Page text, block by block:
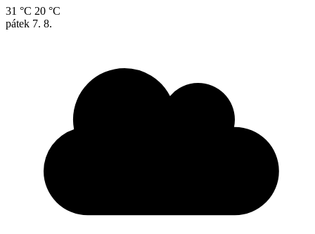
31 °C 20 °C
pátek 7. 8.